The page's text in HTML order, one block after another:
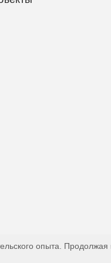
опыта. Продолжая